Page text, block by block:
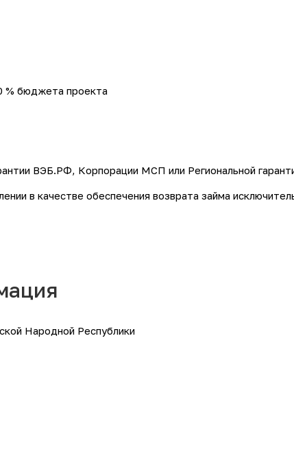
% бюджета проекта
ВЭБ.РФ, Корпорации МСП или Региональной
в качестве обеспечения возврата займа
Народной Республики